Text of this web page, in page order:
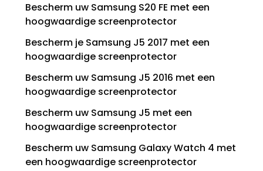
Bescherm uw Samsung S20 FE met een
hoogwaardige screenprotector
Bescherm je Samsung J5 2017 met een
hoogwaardige screenprotector
Bescherm uw Samsung J5 2016 met een
hoogwaardige screenprotector
Bescherm uw Samsung J5 met een
hoogwaardige screenprotector
Bescherm uw Samsung Galaxy Watch 4 met
een hoogwaardige screenprotector